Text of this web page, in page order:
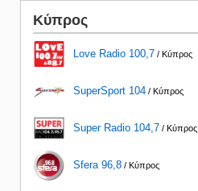
Κύπρος
Love Radio 100,7 / Κύπρος
SuperSport 104 / Κύπρος
Super Radio 104,7 / Κύπρος
Sfera 96,8 / Κύπρος